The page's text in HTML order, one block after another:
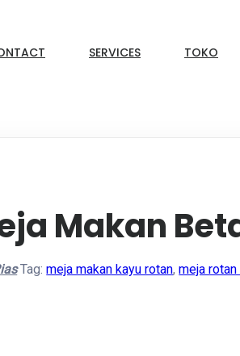
SERVICES TOKO
Makan
Tag:meja makan kayu rotan,meja